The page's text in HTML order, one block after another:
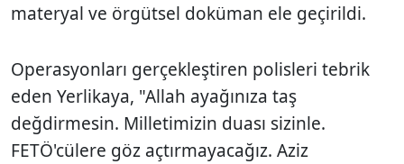
materyal ve örgütsel doküman ele geçirildi.
Operasyonları gerçekleştiren polisleri tebrik
eden Yerlikaya, "Allah ayağınıza taş
değdirmesin. Milletimizin duası sizinle.
FETÖ'cülere göz açtırmayacağız. Aziz